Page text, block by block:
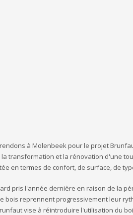
à Molenbeek pour le projet
la transformation et la rénovation d'une
en termes de confort, de surface, de
pris l'année dernière en raison de la
bois reprennent progressivement leur
vise à réintroduire l'utilisation du